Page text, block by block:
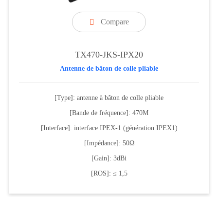
 Compare
TX470-JKS-IPX20
Antenne de bâton de colle pliable
[Type]: antenne à bâton de colle pliable
[Bande de fréquence]: 470M
[Interface]: interface IPEX-1 (génération IPEX1)
[Impédance]: 50Ω
[Gain]: 3dBi
[ROS]: ≤ 1,5